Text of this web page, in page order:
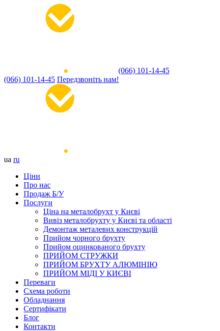
(066) 101-14-45
(066) 101-14-45 Передзвоніть нам!
ua ru
Ціни
Про нас
Продаж Б/У
Послуги
Ціна на металобрухт у Києві
Вивіз металобрухту у Києві та області
Демонтаж металевих конструкцій
Прийом чорного брухту
Прийом оцинкованого брухту
ПРИЙОМ СТРУЖКИ
ПРИЙОМ БРУХТУ АЛЮМІНІЮ
ПРИЙОМ МІДІ У КИЄВІ
Переваги
Схема роботи
Обладнання
Сертифікати
Блог
Контакти